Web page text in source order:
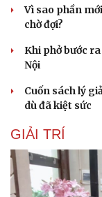
Vì sao phần
chờ đợi?
Khi phở bước
Nội
Cuốn sách lý
dù đã kiệt sức
GIẢI TRÍ